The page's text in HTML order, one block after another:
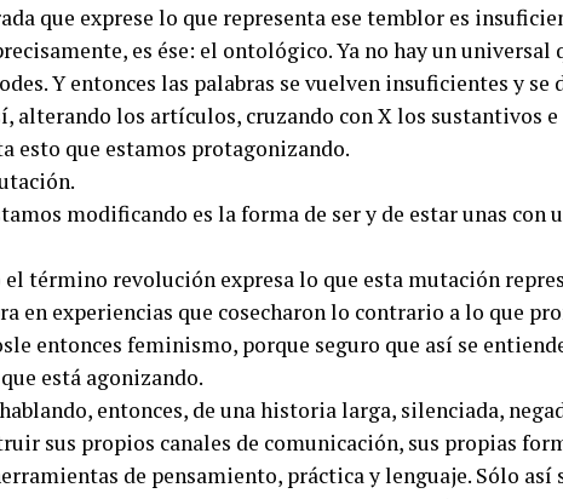
que exprese lo que representa ese temblor es
es ése: el ontológico. Ya no hay un universal
Y entonces las palabras se vuelven insuficientes y
alterando los artículos, cruzando con X los sustantivos
esto que estamos protagonizando.
modificando es la forma de ser y de estar unas con
el término revolución expresa lo que esta mutación
en experiencias que cosecharon lo contrario a lo que
entonces feminismo, porque seguro que así se
está agonizando.
entonces, de una historia larga, silenciada,
sus propios canales de comunicación, sus propias
de pensamiento, práctica y lenguaje. Sólo así